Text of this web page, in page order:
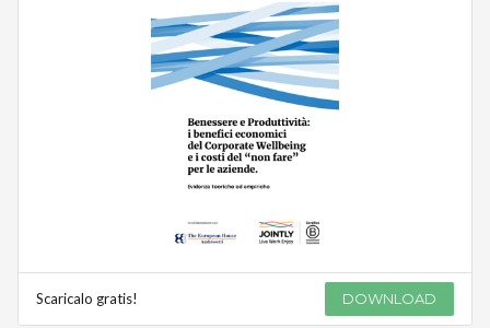
Scaricalo gratis! DOWNLOAD